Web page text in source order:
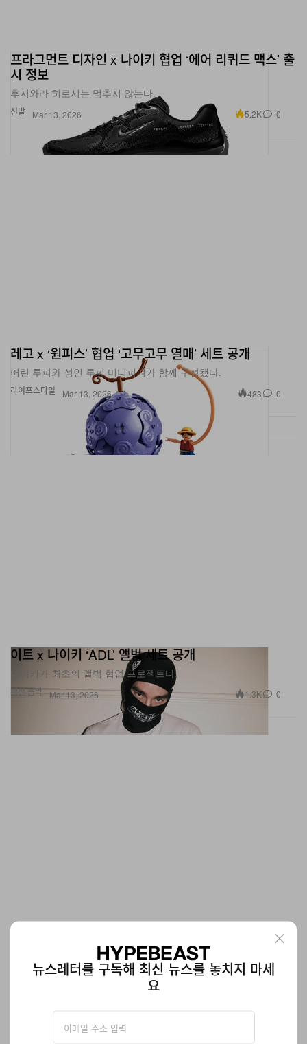
신발
프라그먼트 디자인 x 나이키 협업 ‘에어 리퀴드 맥스’ 출
시 정보
후지와라 히로시는 멈추지 않는다.
Mar 13, 2026 5.2K 0
라이프스타일
레고 x ‘원피스’ 협업 ‘고무고무 열매’ 세트 공개
어린 루피와 성인 루피 미니피겨가 함께 구성됐다.
Mar 13, 2026 483 0
패션음악
이트 x 나이키 ‘ADL’ 앨범 세트 공개
나이키가 최초의 앨범 협업 프로젝트다.
Mar 13, 2026 1.3K 0
SYNA 월드 x 포스트 아카이브 팩션 컬렉션 공개
올해 화이트데이는 ‘센트럴 씨’ 데이.
Mar 13, 2026 407
뉴스레터를 구독해 최신 뉴스를 놓치지 마세
요